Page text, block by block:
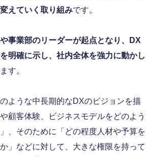
えていく取り組みです。
事業部のリーダーが起点となり、DX
明確に示し、社内全体を強力に動かし
ます。
ような中長期的なDXのビジョンを描
顧客体験、ビジネスモデルをどのよう
、そのために「どの程度人材や予算を
」などに対して、大きな権限を持って